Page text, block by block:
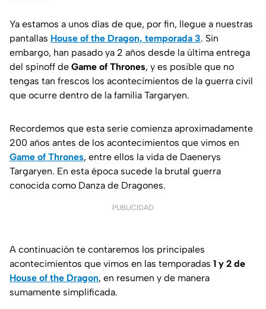
Ya estamos a unos días de que, por fin, llegue a nuestras
pantallas House of the Dragon, temporada 3. Sin
embargo, han pasado ya 2 años desde la última entrega
del spinoff de Game of Thrones, y es posible que no
tengas tan frescos los acontecimientos de la guerra civil
que ocurre dentro de la familia Targaryen.
Recordemos que esta serie comienza aproximadamente
200 años antes de los acontecimientos que vimos en
Game of Thrones, entre ellos la vida de Daenerys
Targaryen. En esta época sucede la brutal guerra
conocida como Danza de Dragones.
PUBLICIDAD
A continuación te contaremos los principales
acontecimientos que vimos en las temporadas 1 y 2 de
House of the Dragon, en resumen y de manera
sumamente simplificada.